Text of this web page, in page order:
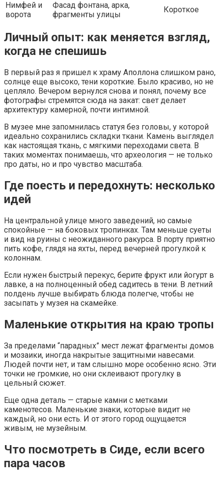
Нимфей и
ворота
Фасад фонтана, арка,
фрагменты улицы
Короткое
Личный опыт: как меняется взгляд,
когда не спешишь
В первый раз я пришел к храму Аполлона слишком рано,
солнце еще высоко, тени короткие. Было красиво, но не
цепляло. Вечером вернулся снова и понял, почему все
фотографы стремятся сюда на закат: свет делает
архитектуру камерной, почти интимной.
В музее мне запомнилась статуя без головы, у которой
идеально сохранились складки ткани. Камень выглядел
как настоящая ткань, с мягкими переходами света. В
таких моментах понимаешь, что археология — не только
про даты, но и про чувство масштаба.
Где поесть и передохнуть: несколько
идей
На центральной улице много заведений, но самые
спокойные — на боковых тропинках. Там меньше суеты
и вид на руины с неожиданного ракурса. В порту приятно
пить кофе, глядя на яхты, перед вечерней прогулкой к
колоннам.
Если нужен быстрый перекус, берите фрукт или йогурт в
лавке, а на полноценный обед садитесь в тени. В летний
полдень лучше выбирать блюда полегче, чтобы не
засыпать у музея на скамейке.
Маленькие открытия на краю тропы
За пределами “парадных” мест лежат фрагменты домов
и мозаики, иногда накрытые защитными навесами.
Людей почти нет, и там слышно море особенно ясно. Эти
точки не громкие, но они склеивают прогулку в
цельный сюжет.
Еще одна деталь — старые камни с метками
каменотесов. Маленькие знаки, которые видит не
каждый, но они есть. И от этого город ощущается
живым, не музейным.
Что посмотреть в Сиде, если всего
пара часов